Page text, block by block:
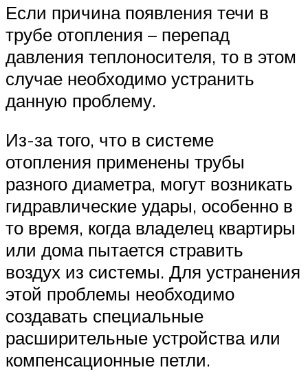
Если причина появления течи в
трубе отопления – перепад
давления теплоносителя, то в этом
случае необходимо устранить
данную проблему.
Из-за того, что в системе
отопления применены трубы
разного диаметра, могут возникать
гидравлические удары, особенно в
то время, когда владелец квартиры
или дома пытается стравить
воздух из системы. Для устранения
этой проблемы необходимо
создавать специальные
расширительные устройства или
компенсационные петли.